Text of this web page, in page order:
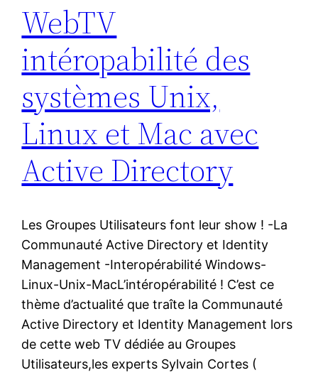
WebTV
intéropabilité des
systèmes Unix,
Linux et Mac avec
Active Directory
Les Groupes Utilisateurs font leur show ! -La
Communauté Active Directory et Identity
Management -Interopérabilité Windows-
Linux-Unix-MacL’intéropérabilité ! C’est ce
thème d’actualité que traîte la Communauté
Active Directory et Identity Management lors
de cette web TV dédiée au Groupes
Utilisateurs,les experts Sylvain Cortes (